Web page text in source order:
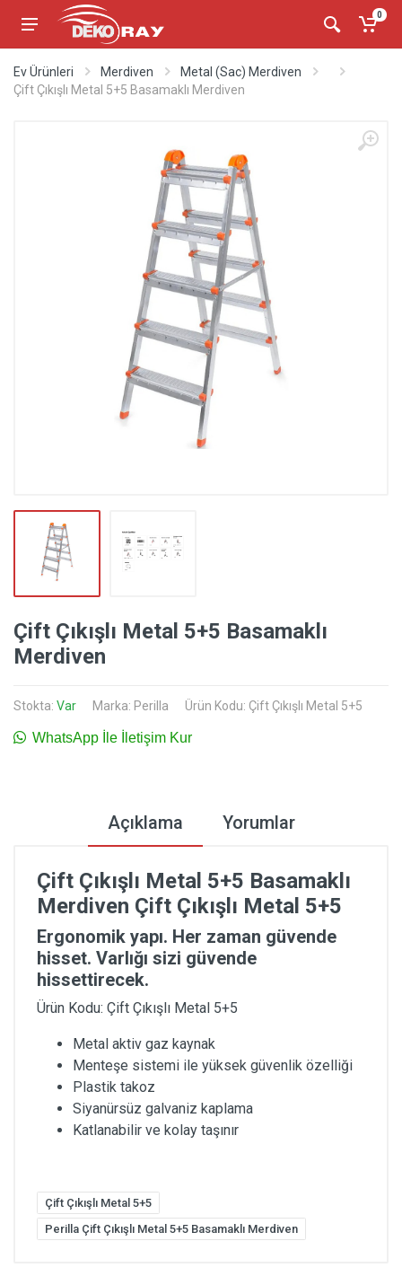
0
Ev Ürünleri Merdiven
Metal (Sac) Merdiven
Çift Çıkışlı Metal 5+5 Basamaklı Merdiven
Çift Çıkışlı Metal 5+5 Basamaklı
Merdiven
Stokta: Var Marka: Perilla Ürün Kodu: Çift Çıkışlı Metal 5+5
WhatsApp İle İletişim Kur
Açıklama Yorumlar
Çift Çıkışlı Metal 5+5 Basamaklı
Merdiven Çift Çıkışlı Metal 5+5
Ergonomik yapı. Her zaman güvende
hisset. Varlığı sizi güvende
hissettirecek.
Ürün Kodu: Çift Çıkışlı Metal 5+5
Metal aktiv gaz kaynak
Menteşe sistemi ile yüksek güvenlik özelliği
Plastik takoz
Siyanürsüz galvaniz kaplama
Katlanabilir ve kolay taşınır
Çift Çıkışlı Metal 5+5
Perilla Çift Çıkışlı Metal 5+5 Basamaklı Merdiven